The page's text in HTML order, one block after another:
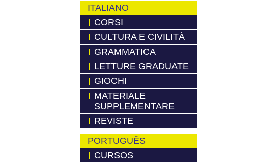
ITALIANO
CORSI
CULTURA E CIVILITÀ
GRAMMATICA
LETTURE GRADUATE
GIOCHI
MATERIALE
SUPPLEMENTARE
REVISTE
PORTUGUÊS
CURSOS